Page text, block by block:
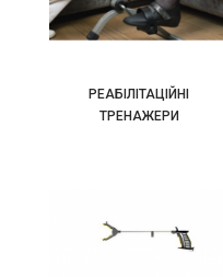
РЕАБІЛІТАЦІЙНІ
ТРЕНАЖЕРИ